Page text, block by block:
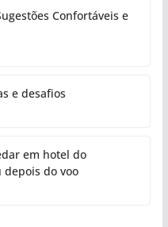
Confortáveis e
e desafios
em hotel do
depois do voo